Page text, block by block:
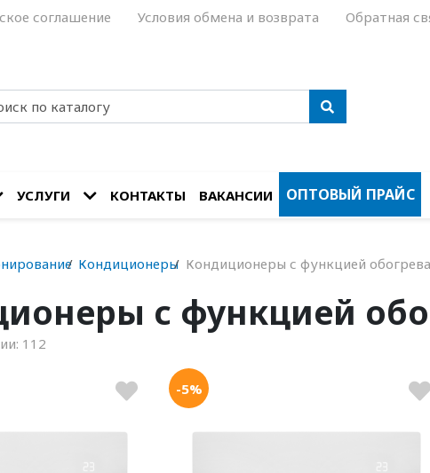
соглашение Условия обмена и возврата Обратная
УСЛУГИ КОНТАКТЫ ВАКАНСИИ ОПТОВЫЙ ПРАЙС
Кондиционеры Кондиционеры с функцией обогрева
с функцией
112
-5%